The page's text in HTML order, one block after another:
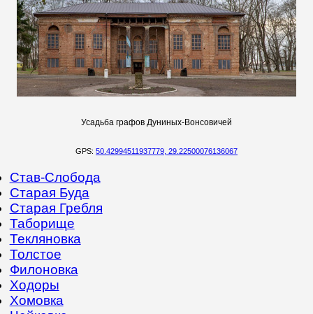
Усадьба графов Дуниных-Вонсовичей
GPS: 50.42994511937779, 29.22500076136067
Став-Слобода
Старая Буда
Старая Гребля
Таборище
Текляновка
Толстое
Филоновка
Ходоры
Хомовка